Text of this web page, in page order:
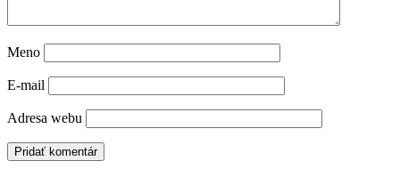
Meno
E-mail
Adresa webu